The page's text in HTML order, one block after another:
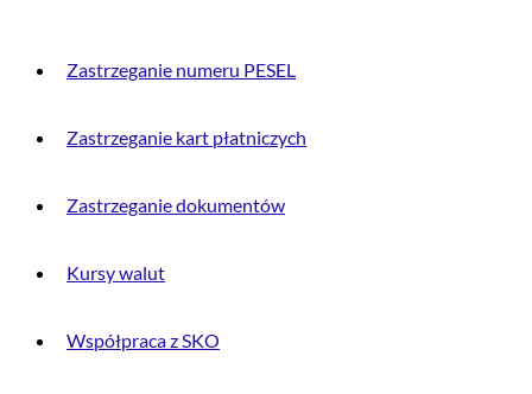
Zastrzeganie numeru PESEL
Zastrzeganie kart płatniczych
Zastrzeganie dokumentów
Kursy walut
Współpraca z SKO